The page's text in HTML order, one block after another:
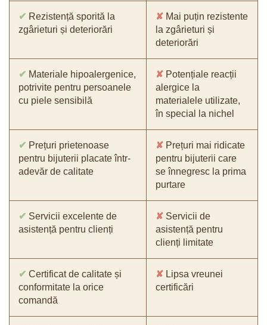
✔ Rezistență sporită la
zgârieturi și deteriorări
✘ Mai puțin rezistente
la zgârieturi și
deteriorări
✔ Materiale hipoalergenice,
potrivite pentru persoanele
cu piele sensibilă
✘ Potențiale reacții
alergice la
materialele utilizate,
în special la nichel
✔ Prețuri prietenoase
pentru bijuterii placate într-
adevăr de calitate
✘ Prețuri mai ridicate
pentru bijuterii care
se înnegresc la prima
purtare
✔ Servicii excelente de
asistență pentru clienți
✘ Servicii de
asistență pentru
clienți limitate
✔ Certificat de calitate și
conformitate la orice
comandă
✘ Lipsa vreunei
certificări